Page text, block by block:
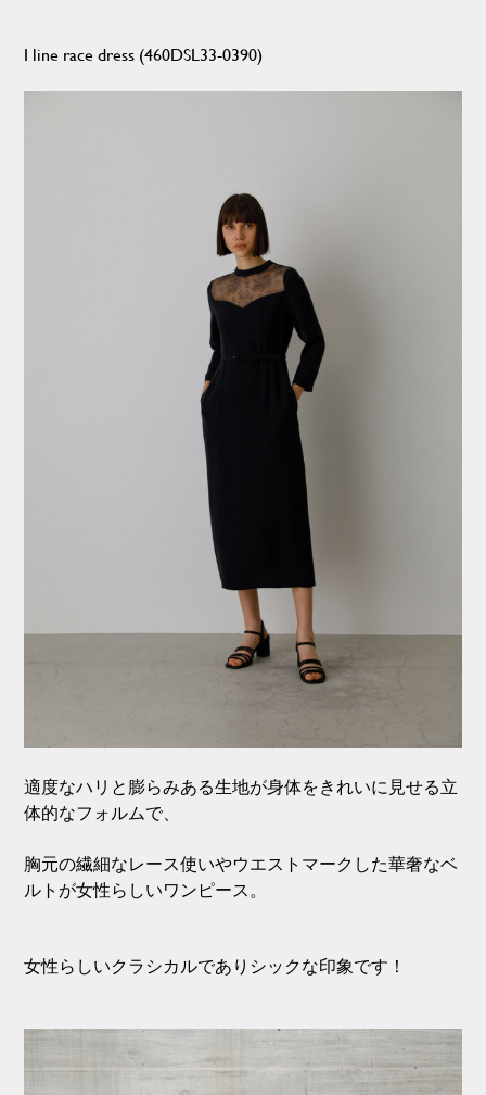
I line race dress (460DSL33-0390)
適度なハリと膨らみある生地が身体をきれいに見せる立
体的なフォルムで、
胸元の繊細なレース使いやウエストマークした華奢なベ
ルトが女性らしいワンピース。
女性らしいクラシカルでありシックな印象です！